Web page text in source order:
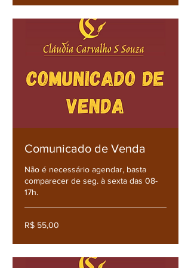
Comunicado de Venda
Não é necessário agendar, basta
comparecer de seg. à sexta das 08-
17h.
R$
55,00
R$ 55,00